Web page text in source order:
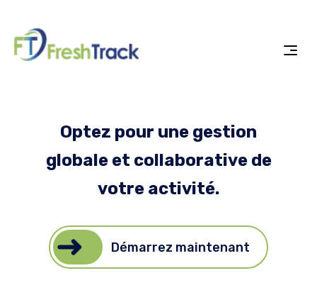
Optez pour une gestion
globale et collaborative de
votre activité.
Démarrez maintenant